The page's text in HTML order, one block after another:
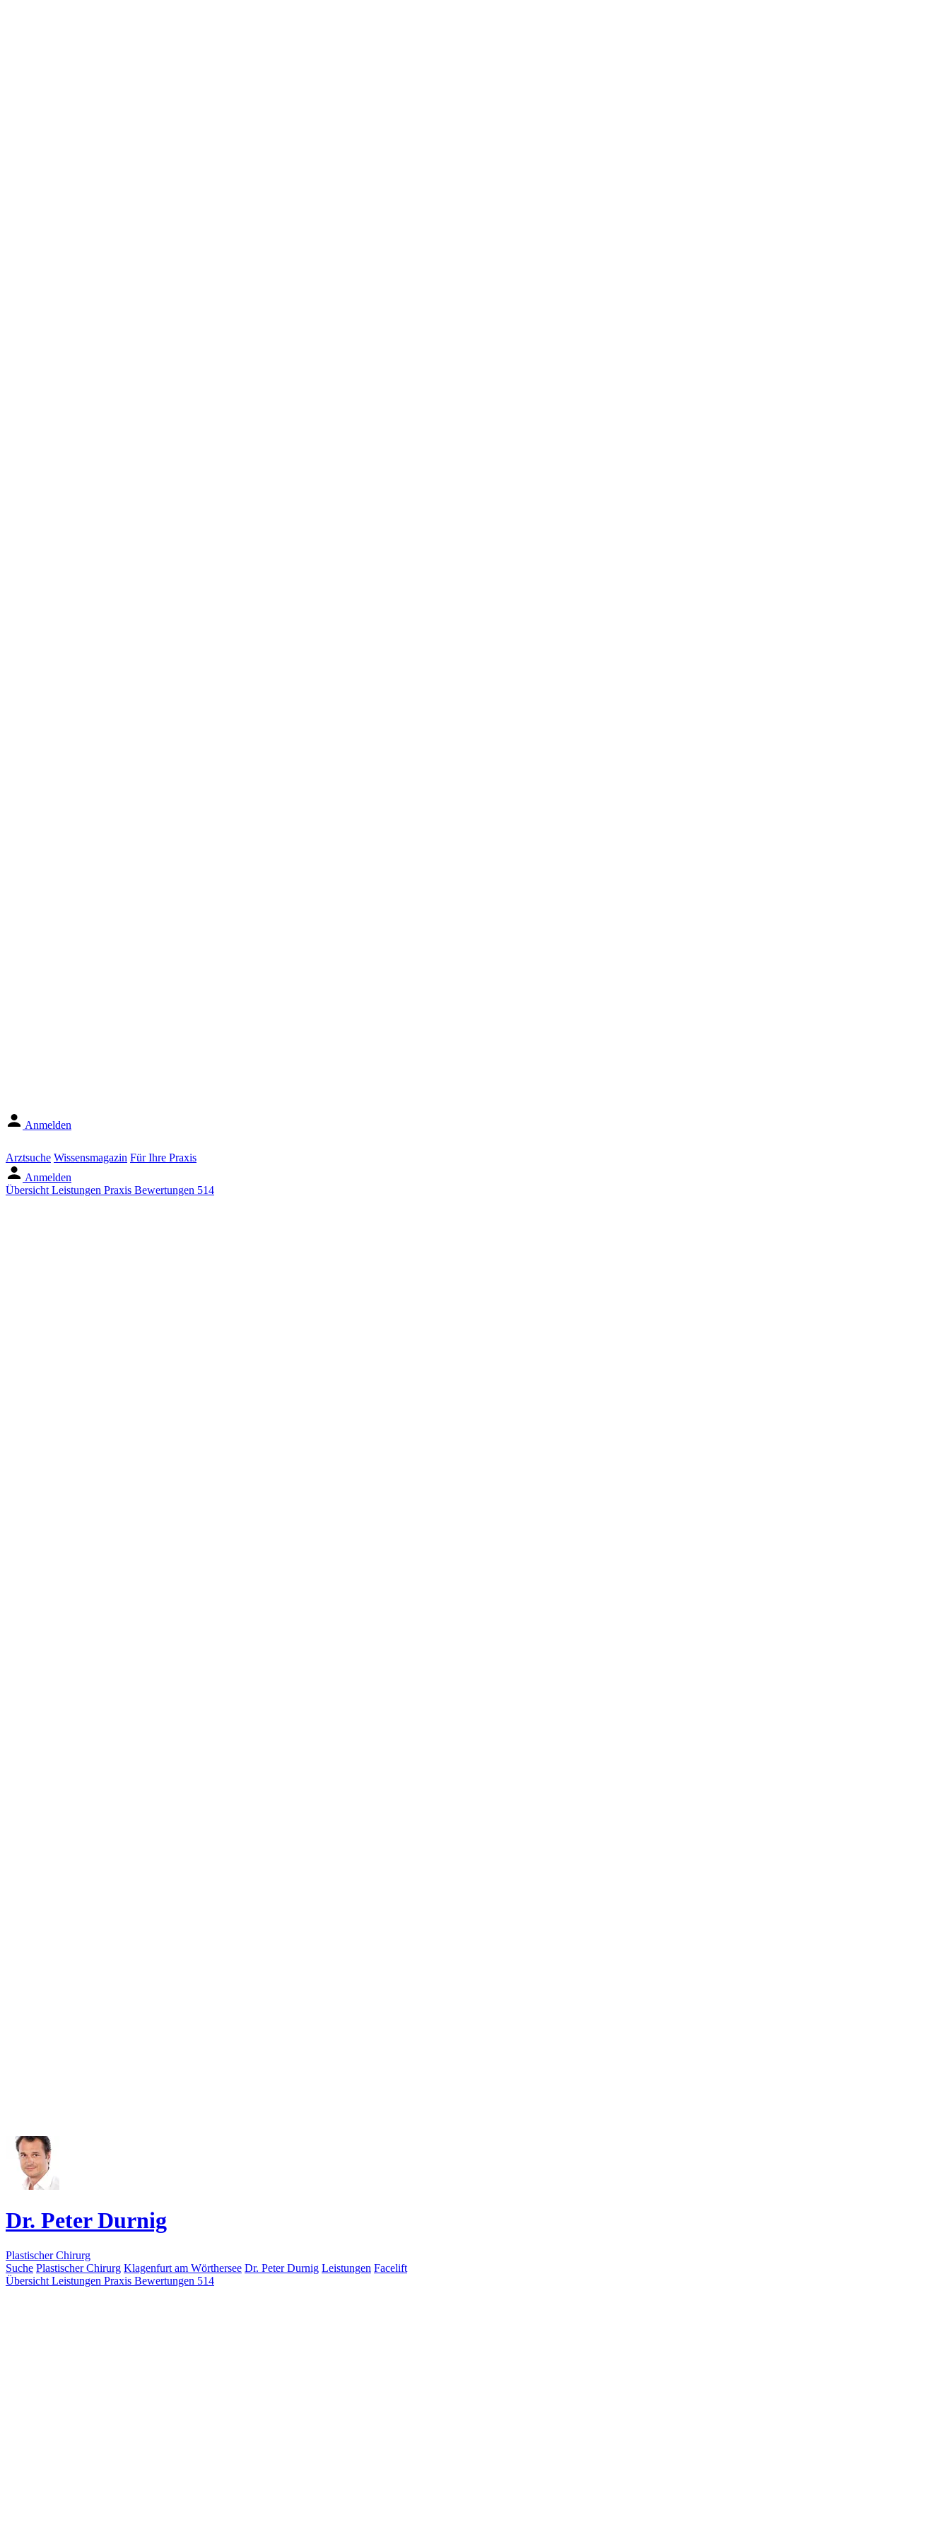
Anmelden
Arztsuche Wissensmagazin Für Ihre Praxis
Anmelden
Übersicht Leistungen Praxis Bewertungen 514
Dr. Peter Durnig
Plastischer Chirurg
Suche Plastischer Chirurg Klagenfurt am Wörthersee Dr. Peter Durnig Leistungen Facelift
Übersicht Leistungen Praxis Bewertungen 514